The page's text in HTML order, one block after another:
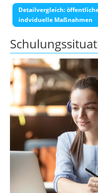
Detailvergleich:
indviduelle Maßnahmen